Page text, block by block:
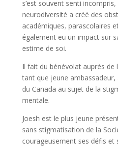
s’est souvent senti
neurodiversité a créé des
académiques, parascolaires
également eu un impact sur
estime de soi.
Il fait du bénévolat auprès de
tant que jeune ambassadeur,
du Canada au sujet de la
mentale.
Joesh est le plus jeune
sans stigmatisation de la
courageusement ses défis et